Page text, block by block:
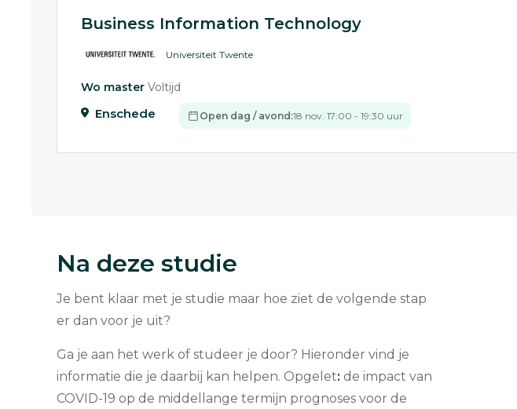
Business Information Technology
Universiteit Twente
Wo master Voltijd
Enschede Open dag / avond:18 nov. 17:00 - 19:30 uur
Na deze studie
Je bent klaar met je studie maar hoe ziet de volgende stap
er dan voor je uit?
Ga je aan het werk of studeer je door? Hieronder vind je
informatie die je daarbij kan helpen. Opgelet: de impact van
COVID-19 op de middellange termijn prognoses voor de